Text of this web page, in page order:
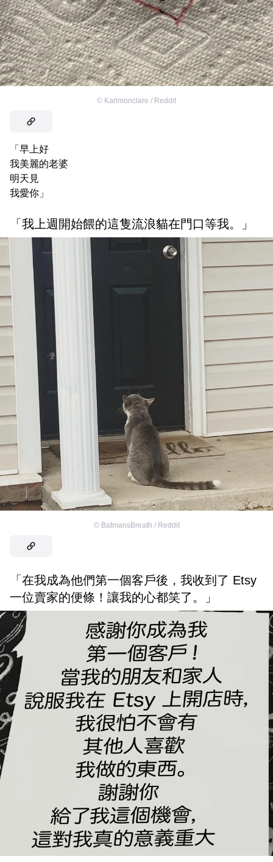
© Karlmonclare / Reddit
「早上好
我美麗的老婆
明天見
我愛你」
「我上週開始餵的這隻流浪貓在門口等我。」
© BatmansBreath / Reddit
「在我成為他們第一個客戶後，我收到了 Etsy
一位賣家的便條！讓我的心都笑了。」